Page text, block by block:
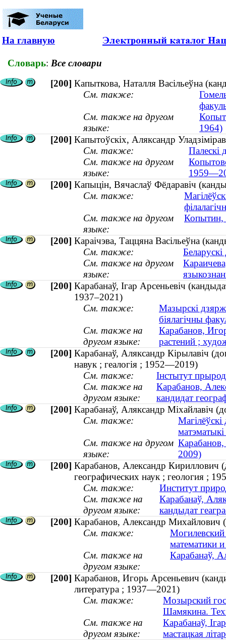
На главную
Словарь: Все словари
[200] Капыткова, Наталля Васільеўна
См. также:
См. также на другом
языке:
1964)
[200] Капытоўскіх, Аляксандр
См. также:
Палескі
См. также на другом
языке:
[200] Капыцін, Вячаслаў Фёдаравіч
См. также:
См. также на другом
языке:
Копытин,
[200] Караiчэва, Таццяна Васiльеўна
См. также:
См. также на другом
языке:
[200] Карабанаў, Ігар Арсеньевіч
1937–2021)
См. также:
Мазырскі
біялагічны
См. также на
другом языке:
Карабанов,
растений ;
[200] Карабанаў, Аляксандр Кірылавіч
навук ; геалогія ; 1952—2019)
См. также:
Інстытут
См. также на
другом языке:
Карабанов,
кандидат
[200] Карабанаў, Аляксандр Міхайлавіч
См. также:
См. также на другом
языке:
2009)
[200] Карабанов, Александр Кириллович
географических наук ; геология ;
См. также:
Институт
См. также на
другом языке:
Карабанаў,
кандыдат
[200] Карабанов, Александр Михайлович
См. также:
математики и
См. также на
другом языке:
Карабанаў,
[200] Карабанов, Игорь Арсеньевич
литература ; 1937—2021)
См. также:
Мозырский
Шамякина.
См. также на
другом языке:
Карабанаў,
мастацкая